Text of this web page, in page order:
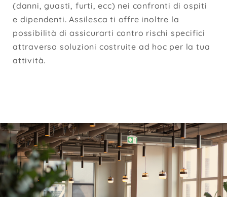
(danni, guasti, furti, ecc) nei confronti di ospiti
e dipendenti. Assilesca ti offre inoltre la
possibilità di assicurarti contro rischi specifici
attraverso soluzioni costruite ad hoc per la tua
attività.